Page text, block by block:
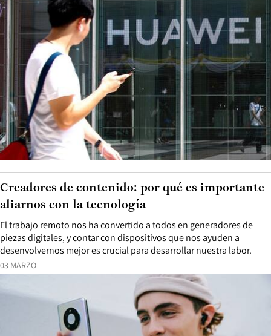
03 MARZO
El trabajo remoto nos ha convertido a todos en generadores de
piezas digitales, y contar con dispositivos que nos ayuden a
desenvolvernos mejor es crucial para desarrollar nuestra labor.
Creadores de contenido: por qué es importante
aliarnos con la tecnología